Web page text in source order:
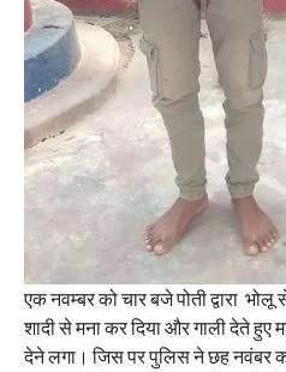
एक नवम्बर को चार बजे पोती द्वारा
शादी से मना कर दिया और गाली देते हुए
देने लगा। जिस पर पुलिस ने छह नवंबर